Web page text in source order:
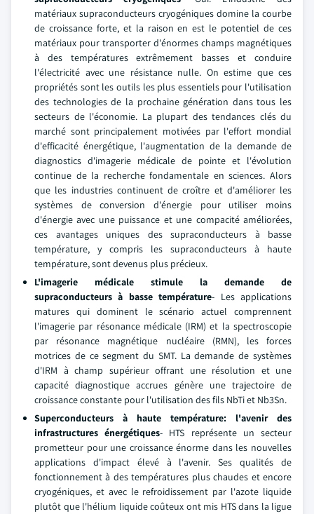
matériaux supraconducteurs cryogéniques domine la courbe
de croissance forte, et la raison en est le potentiel de ces
matériaux pour transporter d'énormes champs magnétiques
à des températures extrêmement basses et conduire
l'électricité avec une résistance nulle. On estime que ces
propriétés sont les outils les plus essentiels pour l'utilisation
des technologies de la prochaine génération dans tous les
secteurs de l'économie. La plupart des tendances clés du
marché sont principalement motivées par l'effort mondial
d'efficacité énergétique, l'augmentation de la demande de
diagnostics d'imagerie médicale de pointe et l'évolution
continue de la recherche fondamentale en sciences. Alors
que les industries continuent de croître et d'améliorer les
systèmes de conversion d'énergie pour utiliser moins
d'énergie avec une puissance et une compacité améliorées,
ces avantages uniques des supraconducteurs à basse
température, y compris les supraconducteurs à haute
température, sont devenus plus précieux.
L'imagerie médicale stimule la demande de
supraconducteurs à basse température- Les applications
matures qui dominent le scénario actuel comprennent
l'imagerie par résonance médicale (IRM) et la spectroscopie
par résonance magnétique nucléaire (RMN), les forces
motrices de ce segment du SMT. La demande de systèmes
d'IRM à champ supérieur offrant une résolution et une
capacité diagnostique accrues génère une trajectoire de
croissance constante pour l'utilisation des fils NbTi et Nb3Sn.
Superconducteurs à haute température: l'avenir des
infrastructures énergétiques- HTS représente un secteur
prometteur pour une croissance énorme dans les nouvelles
applications d'impact élevé à l'avenir. Ses qualités de
fonctionnement à des températures plus chaudes et encore
cryogéniques, et avec le refroidissement par l'azote liquide
plutôt que l'hélium liquide coûteux ont mis HTS dans la ligue